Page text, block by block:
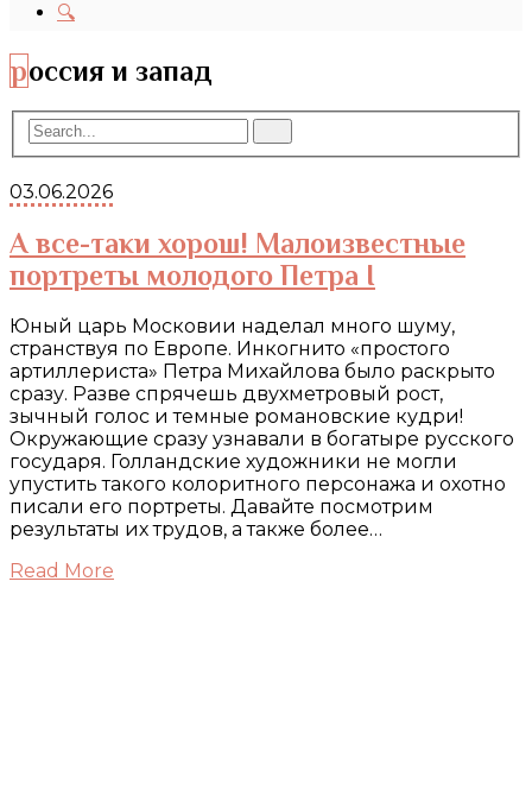
🔍
россия и запад
03.06.2026
А все-таки хорош! Малоизвестные
портреты молодого Петра I
Юный царь Московии наделал много шуму,
странствуя по Европе. Инкогнито «простого
артиллериста» Петра Михайлова было раскрыто
сразу. Разве спрячешь двухметровый рост,
зычный голос и темные романовские кудри!
Окружающие сразу узнавали в богатыре русского
государя. Голландские художники не могли
упустить такого колоритного персонажа и охотно
писали его портреты. Давайте посмотрим
результаты их трудов, а также более…
Read More